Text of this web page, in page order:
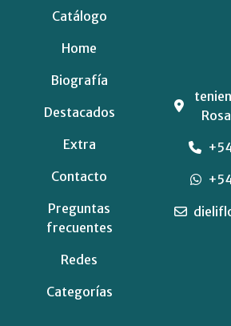
Catálogo
Home
Biografía
Destacados
Extra
Contacto
Preguntas
frecuentes
Redes
Categorías